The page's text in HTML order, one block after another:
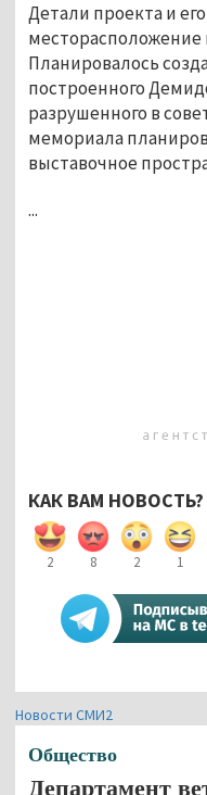
Детали проекта и
месторасположение
Планировалось
построенного
разрушенного в
мемориала
выставочное
...
КАК ВАМ НОВОСТЬ?
2 8 2 1
Новости СМИ2
Общество
Департамент